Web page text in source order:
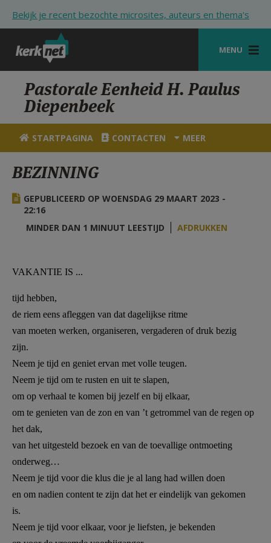
Bekijk je recent bezochte microsites, auteurs en thema's
MENU
STARTPAGINA
KERK
VIERINGEN
HULP
STARTPAGINA PORTAAL
Pastorale Eenheid H. Paulus
Diepenbeek
STARTPAGINA CONTACTEN MEER
BEZINNING
GEPUBLICEERD OP WOENSDAG 29 MAART 2023 -
22:16
MINDER DAN 1 MINUUT LEESTIJD
AFDRUKKEN
VAKANTIE IS ...
tijd hebben,
de riem eens afleggen van dat dagelijkse ritme
van moeten werken, organiseren, vergaderen of druk bezig
zijn.
Neem je tijd en geniet ervan met volle teugen.
Neem je tijd om te rusten en uit te slapen,
om op verhaal te komen bij jezelf en bij elkaar,
om te genieten van de zon en van ’t getrommel van de regen op
het dak,
van het uitgesteld bezoek en van de toevallige ontmoeting
onderweg…
Neem je tijd voor die klus die je al lang had willen doen
en om nadien content te zijn dat het er eindelijk van gekomen
is.
Neem je tijd voor elkaar, voor je liefsten, je bekenden